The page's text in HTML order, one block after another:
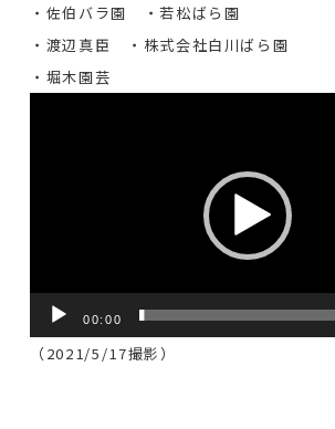
・佐伯バラ園 ・若松ばら園
・渡辺真臣 ・株式会社白川ばら園
・堀木園芸
00:00
（2021/5/17撮影）